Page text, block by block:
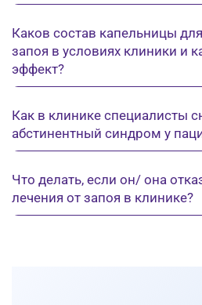
Каков состав капельницы
запоя в условиях клиники и
эффект?
Как в клинике специалисты
абстинентный синдром у
Что делать, если он/ она
лечения от запоя в клинике?